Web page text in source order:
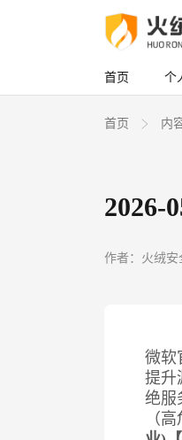
首页 个
首页 内
2026-
作者：火绒安
微软
提升
绝服
（